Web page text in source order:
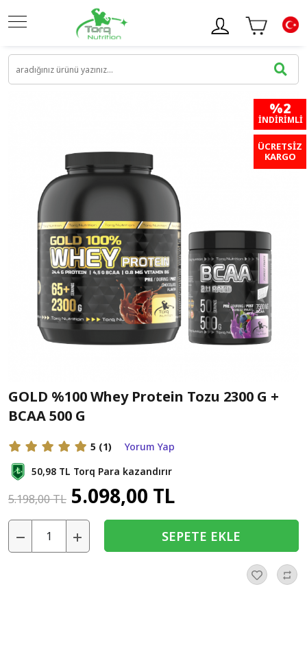
%2
İNDIRIMLI
ÜCRETSİZ
KARGO
GOLD %100 Whey Protein Tozu 2300 G +
BCAA 500 G
5 (1)
Yorum Yap
50,98 TL Torq Para kazandırır
5.198,00 TL 5.098,00 TL
SEPETE EKLE